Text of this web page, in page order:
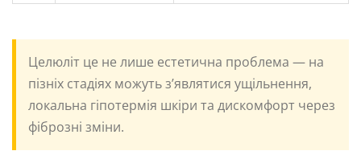
Целюліт це не лише естетична проблема — на
пізніх стадіях можуть з’являтися ущільнення,
локальна гіпотермія шкіри та дискомфорт через
фіброзні зміни.